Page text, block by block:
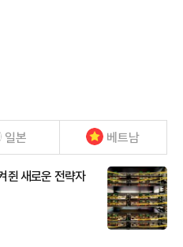
일본 베트남
쥔 새로운 전략자